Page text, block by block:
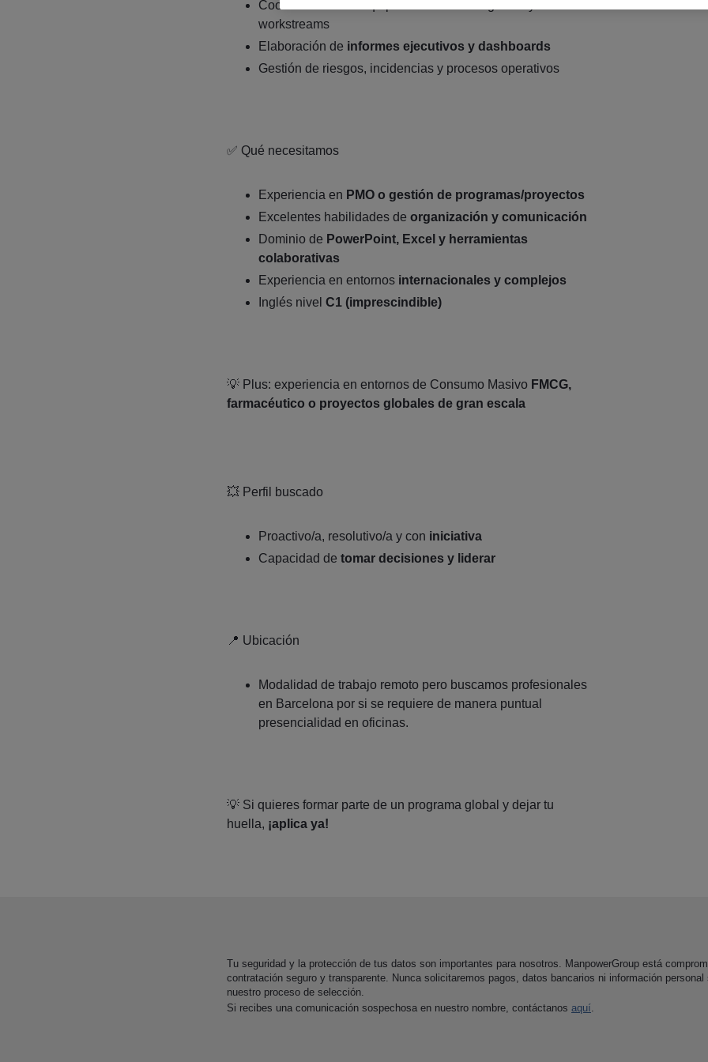
Coordinación con equipos en distintas regiones y
workstreams
Elaboración de informes ejecutivos y dashboards
Gestión de riesgos, incidencias y procesos operativos
✅ Qué necesitamos
Experiencia en PMO o gestión de programas/proyectos
Excelentes habilidades de organización y comunicación
Dominio de PowerPoint, Excel y herramientas
colaborativas
Experiencia en entornos internacionales y complejos
Inglés nivel C1 (imprescindible)
💡 Plus: experiencia en entornos de Consumo Masivo FMCG,
farmacéutico o proyectos globales de gran escala
💥 Perfil buscado
Proactivo/a, resolutivo/a y con iniciativa
Capacidad de tomar decisiones y liderar
📍 Ubicación
Modalidad de trabajo remoto pero buscamos profesionales
en Barcelona por si se requiere de manera puntual
presencialidad en oficinas.
💡 Si quieres formar parte de un programa global y dejar tu
huella, ¡aplica ya!
Tu seguridad y la protección de tus datos son importantes para nosotros. ManpowerGroup está
contratación seguro y transparente. Nunca solicitaremos pagos, datos bancarios ni información
nuestro proceso de selección.
Si recibes una comunicación sospechosa en nuestro nombre, contáctanos aquí.